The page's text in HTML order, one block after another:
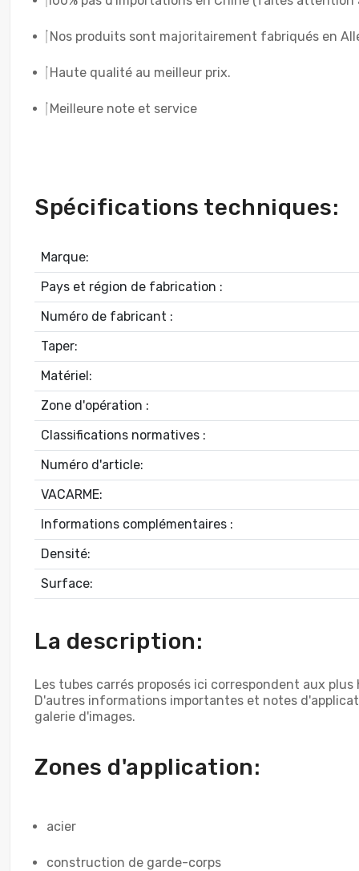
Nos produits sont majoritairement fabriqués en
Haute qualité au meilleur prix.
Meilleure note et service
Spécifications techniques:
Marque:
Pays et région de fabrication :
Numéro de fabricant :
Taper:
Matériel:
Zone d'opération :
Classifications normatives :
Numéro d'article:
VACARME:
Informations complémentaires :
Densité:
Surface:
La description:
Les tubes carrés proposés ici correspondent aux
D'autres informations importantes et notes
galerie d'images.
Zones d'application:
acier
construction de garde-corps